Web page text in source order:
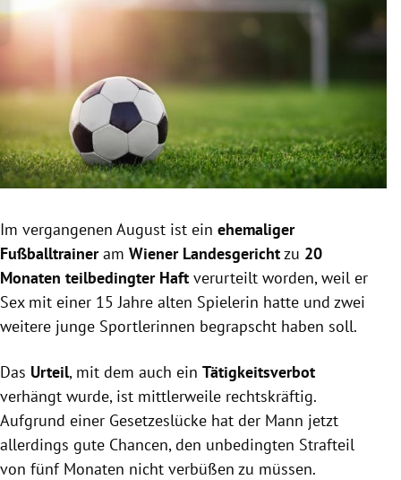
Untermenü
Untermenü
Untermenü
Untermenü
Untermenü
Untermenü
Im vergangenen August ist ein ehemaliger
Fußballtraineram Wiener Landesgerichtzu 20
Monaten teilbedingter Haft verurteilt worden, weil er
Sex mit einer 15 Jahre alten Spielerin hatte und zwei
weitere junge Sportlerinnen begrapscht haben soll.
Das Urteil, mit dem auch ein Tätigkeitsverbot
verhängt wurde, ist mittlerweile rechtskräftig.
Aufgrund einer Gesetzeslücke hat der Mann jetzt
allerdings gute Chancen, den unbedingten Strafteil
von fünf Monaten nicht verbüßen zu müssen.